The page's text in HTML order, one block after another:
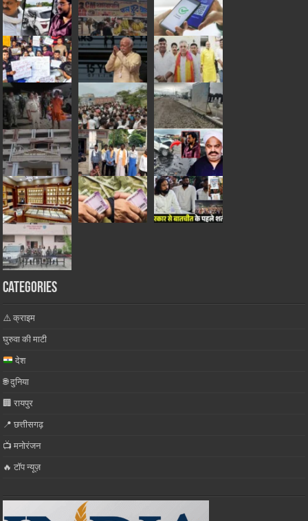
Categories
⚠️ क्राइम
घुरुवा की माटी
देश
🌐 दुनिया
🏢 रायपुर
📍 छत्तीसगढ़
📺 मनोरंजन
🔥 टॉप न्यूज़